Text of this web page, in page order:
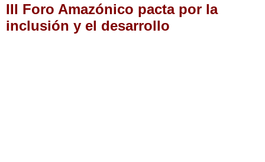
III Foro Amazónico pacta por la
inclusión y el desarrollo